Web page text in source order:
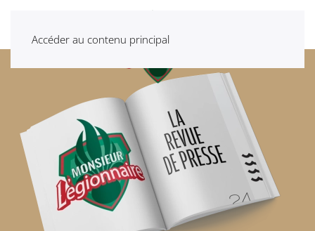
Accéder au contenu principal